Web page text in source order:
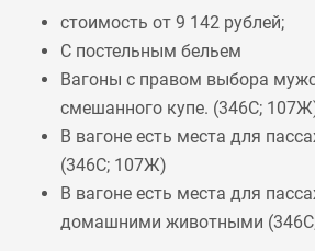
стоимость от 9 142 рублей;
С постельным бельем
Вагоны с правом выбора
смешанного купе. (346С; 107Ж
В вагоне есть места для
(346С; 107Ж)
В вагоне есть места для
домашними животными (346С